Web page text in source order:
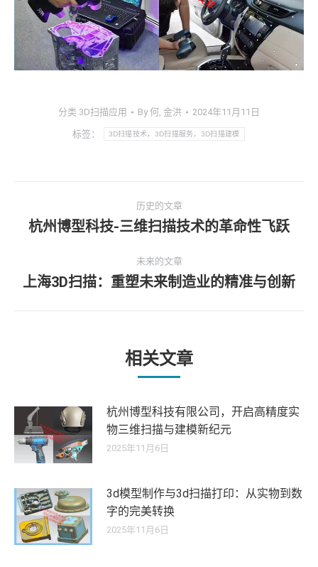
分类 3D扫描应用 By何, 金洪 2024年11月11日
标签： 3D扫描技术，3D扫描服务，3D扫描建模
章
航
历史的文章
历
的
文
杭州博型科技-三维扫描技术的革命性飞跃
未来的文章
未
章：
上海3D扫描：重塑未来制造业的精准与创新
相关文章
杭州博型科技有限公司，开启高精度实
物三维扫描与建模新纪元
2025年11月6日
3d模型制作与3d扫描打印：从实物到数
字的完美转换
2025年11月6日